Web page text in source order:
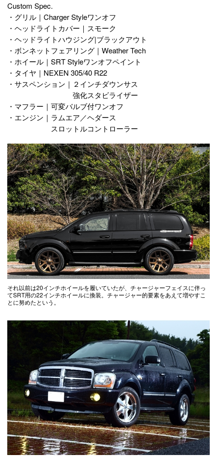
Custom Spec.
・グリル｜Charger Styleワンオフ
・ヘッドライトカバー｜スモーク
・ヘッドライトハウジング|ブラックアウト
・ボンネットフェアリング｜Weather Tech
・ホイール｜SRT Styleワンオフペイント
・タイヤ｜NEXEN 305/40 R22
・サスペンション｜２インチダウンサス
強化スタビライザー
・マフラー｜可変バルブ付ワンオフ
・エンジン｜ラムエア／ヘダース
スロットルコントローラー
それ以前は20インチホイールを履いていたが、チャージャーフェイスに伴っ
てSRT用の22インチホイールに換装。チャージャー的要素をあえて増やすこ
とに努めたという。